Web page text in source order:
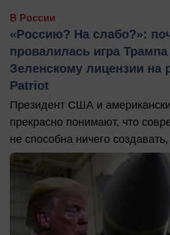
В России
«Россию? На слабо?»:
провалилась игра
Зеленскому лицензии на
Patriot
Президент США и
прекрасно понимают, что
не способна ничего